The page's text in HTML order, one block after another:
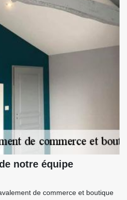
notre équipe
de commerce et boutique